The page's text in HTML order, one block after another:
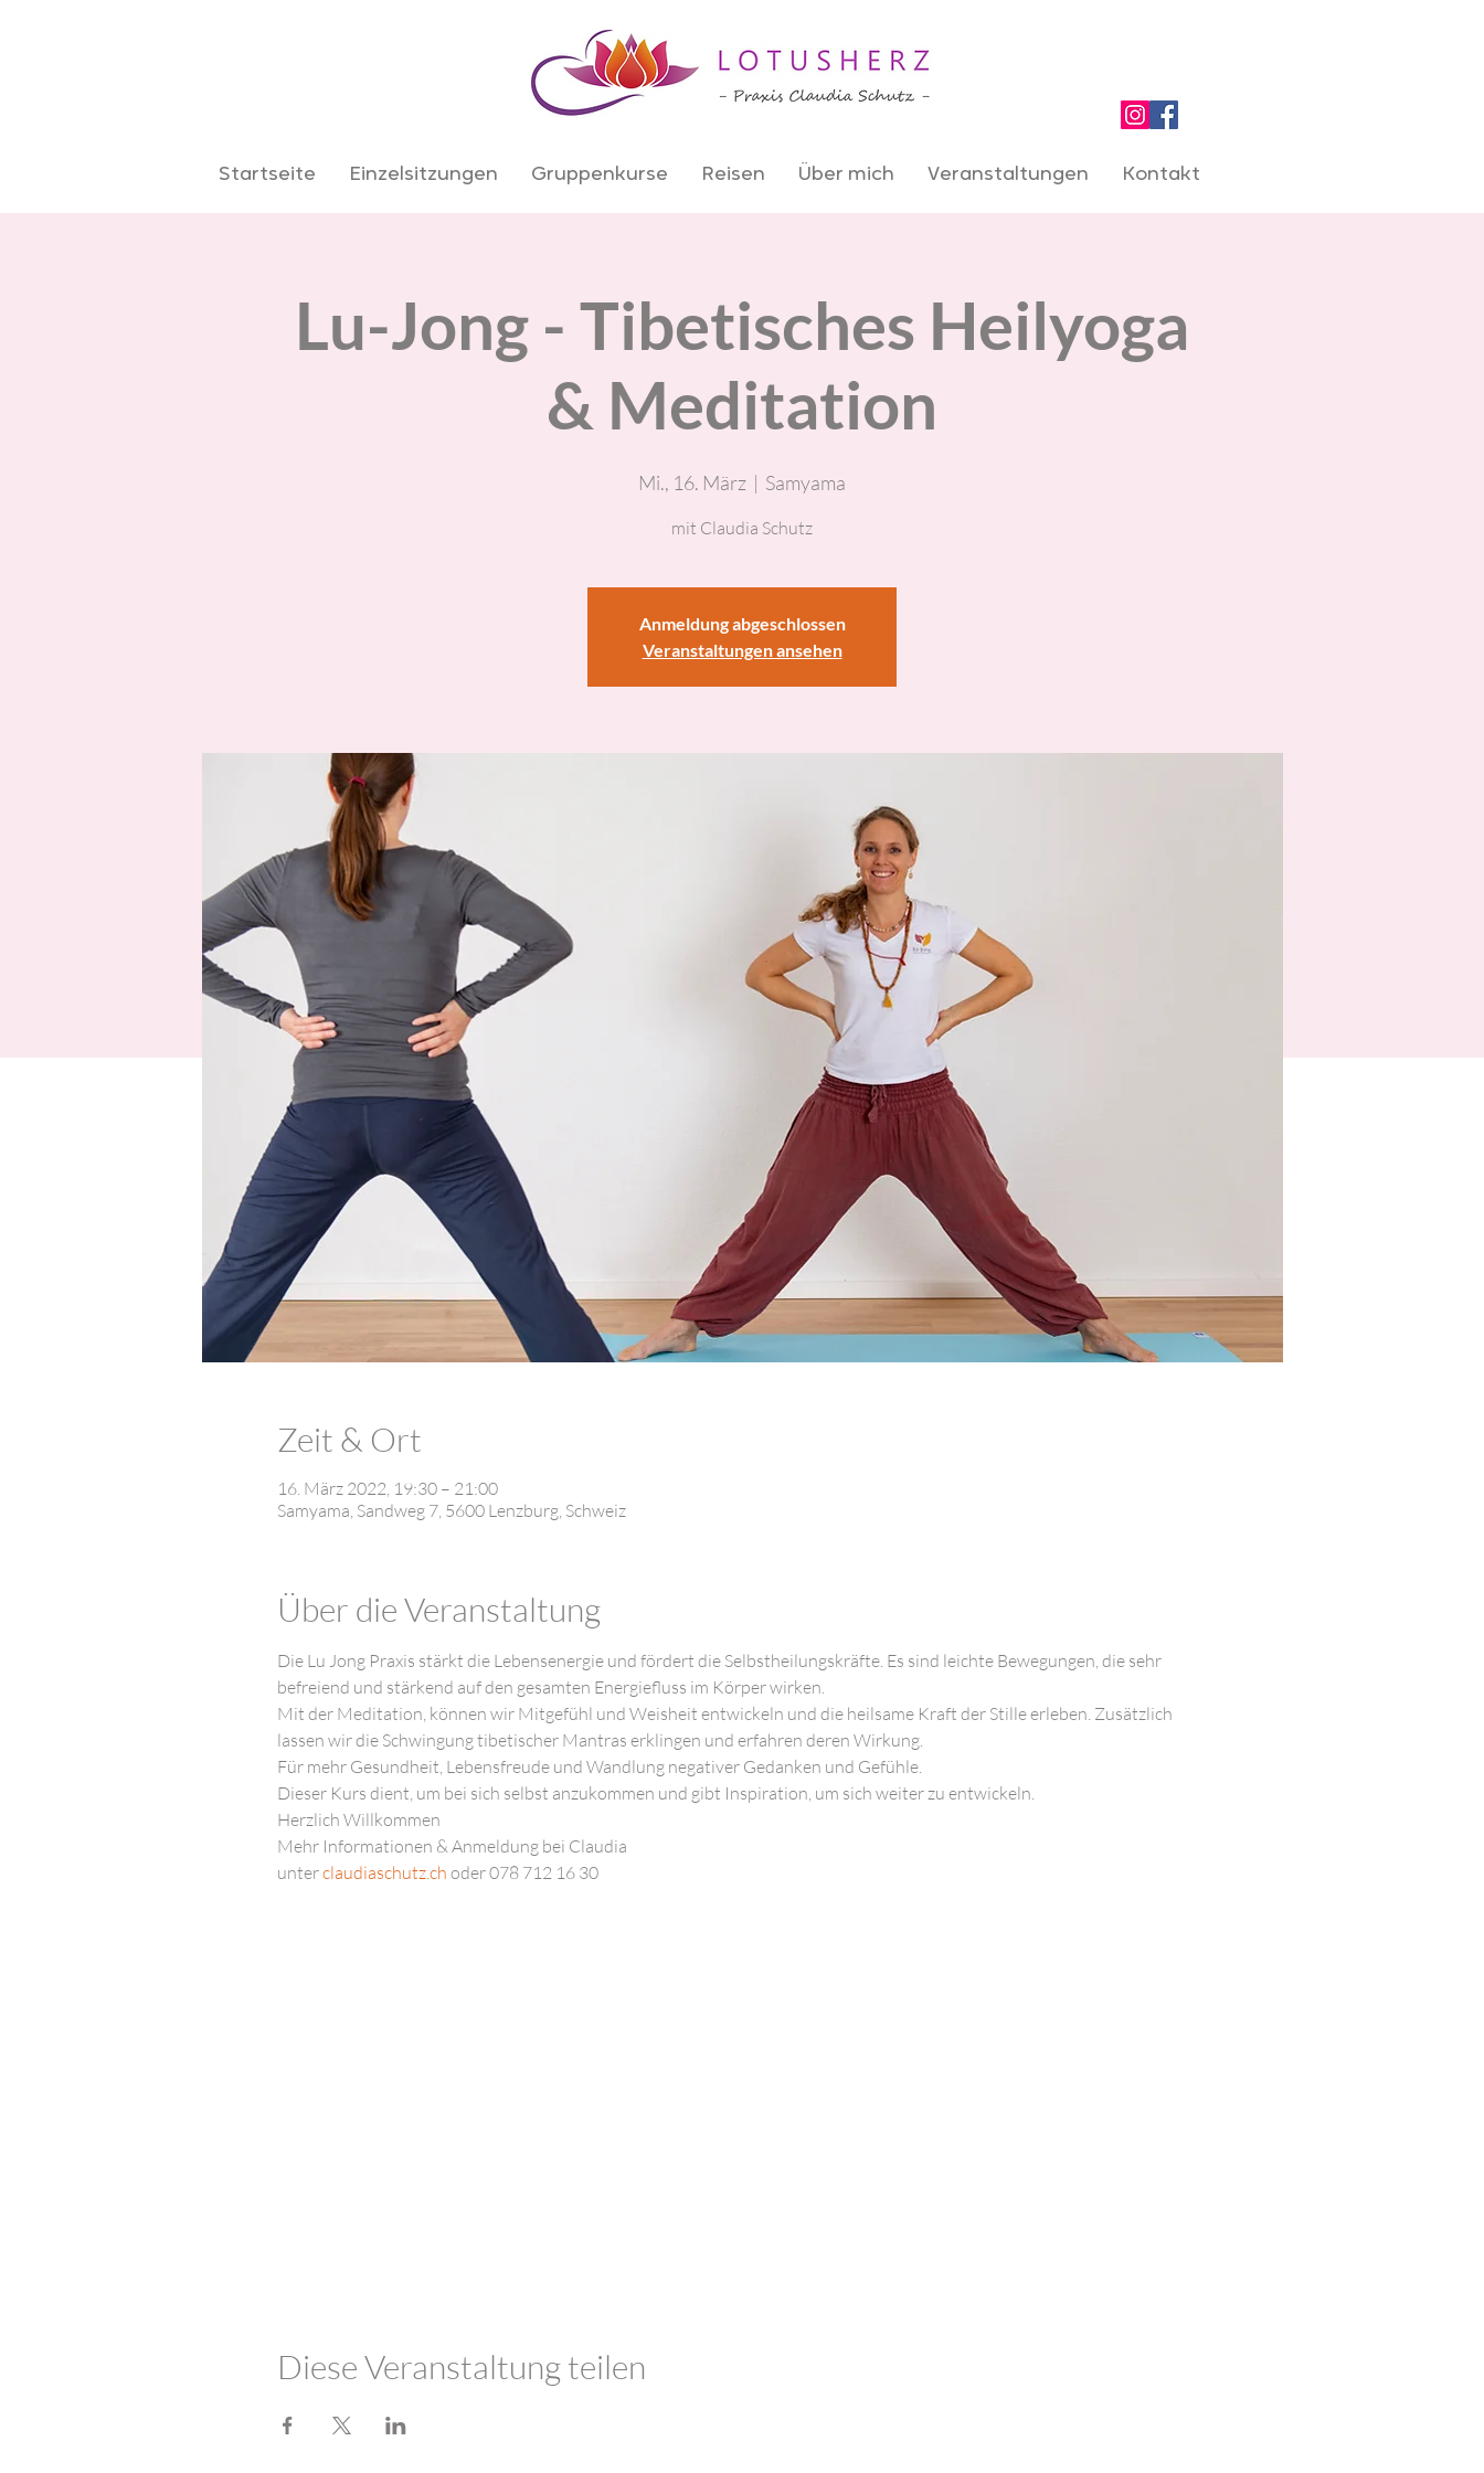
Startseite Einzelsitzungen Gruppenkurse Reisen Über mich Veranstaltungen Kontakt
Lu-Jong - Tibetisches Heilyoga
& Meditation
Mi., 16. März
  |
Samyama
mit Claudia Schutz
Anmeldung abgeschlossen
Veranstaltungen ansehen
Zeit & Ort
16. März 2022, 19:30 – 21:00
Samyama, Sandweg 7, 5600 Lenzburg, Schweiz
Über die Veranstaltung
Die Lu Jong Praxis stärkt die Lebensenergie und fördert die Selbstheilungskräfte. Es sind leichte Bewegungen, die sehr
befreiend und stärkend auf den gesamten Energiefluss im Körper wirken.
Mit der Meditation, können wir Mitgefühl und Weisheit entwickeln und die heilsame Kraft der Stille erleben. Zusätzlich
lassen wir die Schwingung tibetischer Mantras erklingen und erfahren deren Wirkung.
Für mehr Gesundheit, Lebensfreude und Wandlung negativer Gedanken und Gefühle.
Dieser Kurs dient, um bei sich selbst anzukommen und gibt Inspiration, um sich weiter zu entwickeln.
Herzlich Willkommen
Mehr Informationen & Anmeldung bei Claudia
unter claudiaschutz.ch oder 078 712 16 30
Diese Veranstaltung teilen